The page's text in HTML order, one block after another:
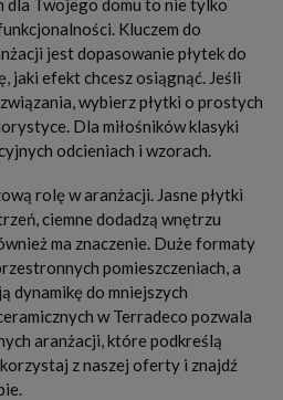
dla Twojego domu to nie tylko
Kluczem do
jest dopasowanie płytek do
jaki efekt chcesz osiągnąć. Jeśli
wybierz płytki o prostych
Dla miłośników klasyki
odcieniach i wzorach.
rolę w aranżacji. Jasne płytki
ciemne dodadzą wnętrzu
ma znaczenie. Duże formaty
pomieszczeniach, a
dynamikę do mniejszych
w Terradeco pozwala
aranżacji, które podkreślą
z naszej oferty i znajdź